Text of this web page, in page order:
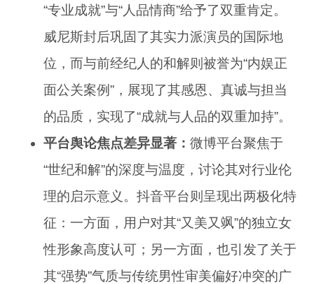
“专业成就”与“人品情商”给予了双重肯定。
威尼斯封后巩固了其实力派演员的国际地
位，而与前经纪人的和解则被誉为“内娱正
面公关案例”，展现了其感恩、真诚与担当
的品质，实现了“成就与人品的双重加持”。
平台舆论焦点差异显著：微博平台聚焦于
“世纪和解”的深度与温度，讨论其对行业伦
理的启示意义。抖音平台则呈现出两极化特
征：一方面，用户对其“又美又飒”的独立女
性形象高度认可；另一方面，也引发了关于
其“强势”气质与传统男性审美偏好冲突的广